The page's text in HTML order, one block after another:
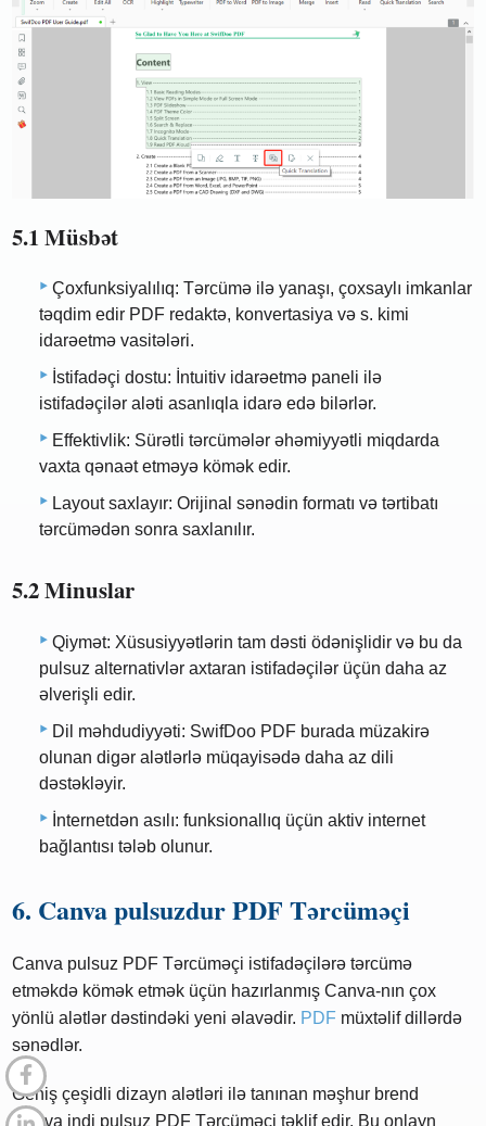
5.1 Müsbət
Çoxfunksiyalılıq: Tərcümə ilə yanaşı, çoxsaylı imkanlar
təqdim edir PDF redaktə, konvertasiya və s. kimi
idarəetmə vasitələri.
İstifadəçi dostu: İntuitiv idarəetmə paneli ilə
istifadəçilər aləti asanlıqla idarə edə bilərlər.
Effektivlik: Sürətli tərcümələr əhəmiyyətli miqdarda
vaxta qənaət etməyə kömək edir.
Layout saxlayır: Orijinal sənədin formatı və tərtibatı
tərcümədən sonra saxlanılır.
5.2 Minuslar
Qiymət: Xüsusiyyətlərin tam dəsti ödənişlidir və bu da
pulsuz alternativlər axtaran istifadəçilər üçün daha az
əlverişli edir.
Dil məhdudiyyəti: SwifDoo PDF burada müzakirə
olunan digər alətlərlə müqayisədə daha az dili
dəstəkləyir.
İnternetdən asılı: funksionallıq üçün aktiv internet
bağlantısı tələb olunur.
6. Canva pulsuzdur PDF Tərcüməçi
Canva pulsuz PDF Tərcüməçi istifadəçilərə tərcümə
etməkdə kömək etmək üçün hazırlanmış Canva-nın çox
yönlü alətlər dəstindəki yeni əlavədir. PDF müxtəlif dillərdə
sənədlər.
Geniş çeşidli dizayn alətləri ilə tanınan məşhur brend
Canva indi pulsuz PDF Tərcüməçi təklif edir. Bu onlayn